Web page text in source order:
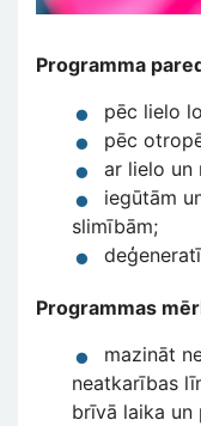
Programma
pēc lielo
pēc
ar lielo un
iegūtām
slimībām;
Programmas
mazināt
neatkarības
brīvā laika